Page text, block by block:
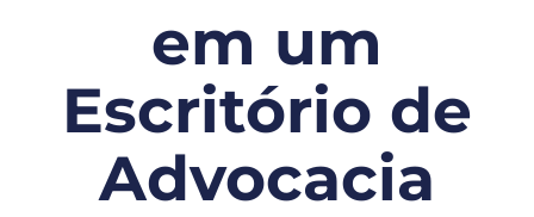
em um
Escritório de
Advocacia